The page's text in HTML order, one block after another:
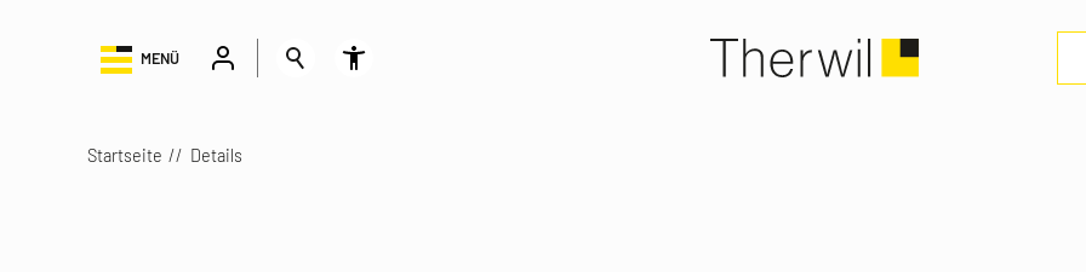
MENÜ
Startseite Details